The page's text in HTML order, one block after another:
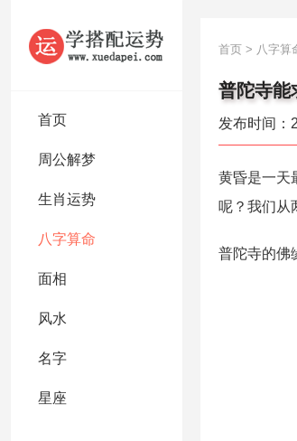
首页
周公解梦
生肖运势
八字算命
面相
风水
名字
星座
首页 > 八字算
普陀寺能
发布时间：
黄昏是一天
呢？我们从
普陀寺的佛